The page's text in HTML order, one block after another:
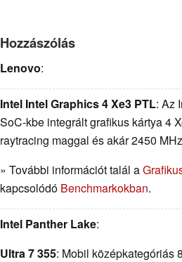
Hozzászólás
Lenovo:
Intel Intel Graphics 4 Xe3 PTL: Az
SoC-kbe integrált grafikus kártya 4
raytracing maggal és akár 2450
» További információt talál a
kapcsolódó Benchmarkokban.
Intel Panther Lake:
Ultra 7 355: Mobil középkategóriás